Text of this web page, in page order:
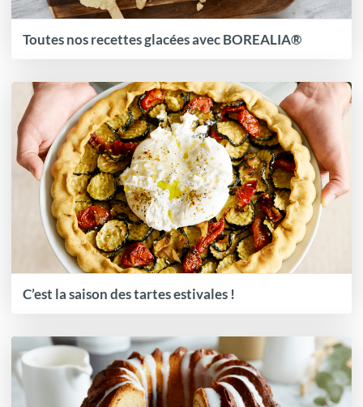
Toutes nos recettes glacées avec BOREALIA®
C’est la saison des tartes estivales !